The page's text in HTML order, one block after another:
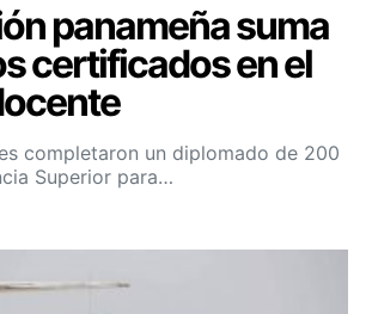
panameña suma
certificados en el
completaron un diplomado de 200
Superior para…